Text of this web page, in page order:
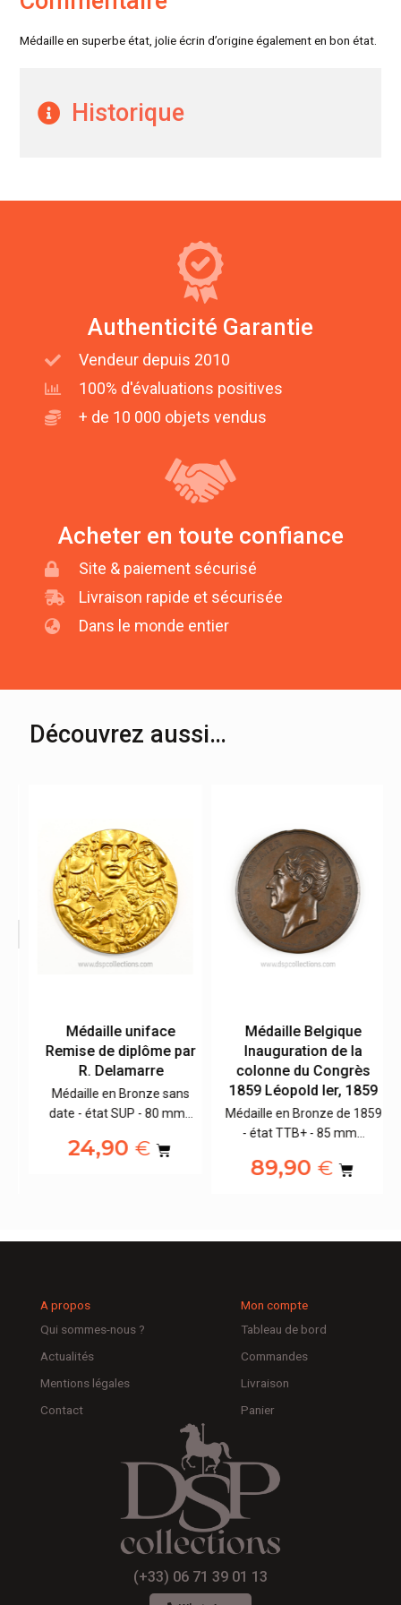
Médaille en superbe état, jolie écrin d’origine également en bon état.
Historique
Authenticité Garantie
Vendeur depuis 2010
100% d'évaluations positives
+ de 10 000 objets vendus
Acheter en toute confiance
Site & paiement sécurisé
Livraison rapide et sécurisée
Dans le monde entier
Découvrez aussi…
Médaille uniface
Remise de diplôme par
R. Delamarre
Médaille en Bronze sans
date - état SUP - 80 mm…
24,90 €
Médaille Belgique
Inauguration de la
colonne du Congrès
1859 Léopold Ier, 1859
Médaille en Bronze de 1859
- état TTB+ - 85 mm…
89,90 €
A propos
Qui sommes-nous ?
Actualités
Mentions légales
Contact
Mon compte
Tableau de bord
Commandes
Livraison
Panier
(+33) 06 71 39 01 13